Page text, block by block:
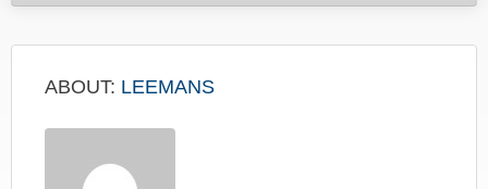
ABOUT: LEEMANS